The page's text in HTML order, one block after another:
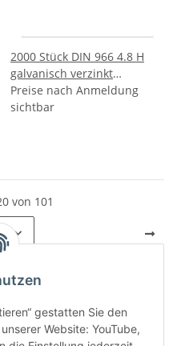
2000 Stück DIN 966 4.8 H
galvanisch verzinkt
Linsenkopfschrauben mit
Phillips Kreuzschlitz H
Preise nach Anmeldung
sichtbar
von 101
1
gestatten Sie den
Website: YouTube,